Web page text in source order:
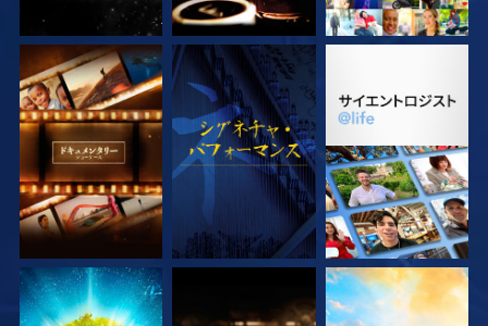
シリーズを探求 観る シリーズを探求